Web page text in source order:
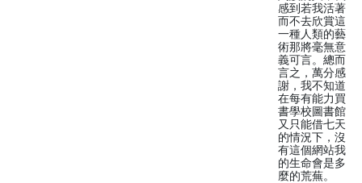
感到若我活著
而不去欣賞這
一種人類的藝
術那將毫無意
義可言。總而
言之，萬分感
謝，我不知道
在每有能力買
書學校圖書館
又只能借七天
的情況下，沒
有這個網站我
的生命會是多
麼的荒蕪。